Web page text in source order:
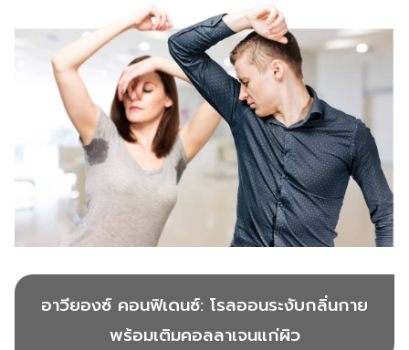
อาวียองซ์ คอนฟิเดนซ์: โรลออนระงับกลิ่นกาย
พร้อมเติมคอลลาเจนแก่ผิว